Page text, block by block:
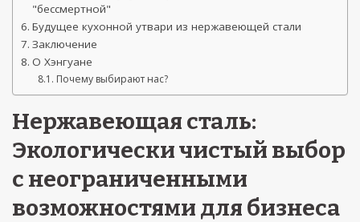
"бессмертной"
Будущее кухонной утвари из нержавеющей стали
Заключение
О Хэнгуане
Почему выбирают нас?
Нержавеющая сталь:
Экологически чистый выбор
с неограниченными
возможностями для бизнеса